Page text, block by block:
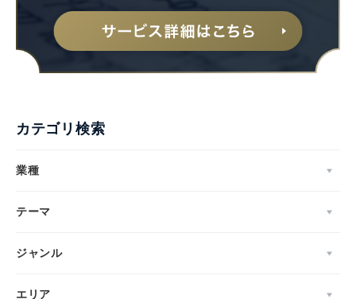
カテゴリ検索
業種
テーマ
ジャンル
エリア